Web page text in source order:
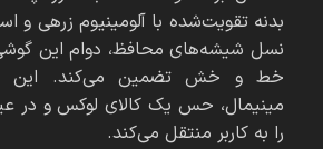
بدنه تقویت‌شده با آلومینیوم زرهی و
نسل شیشه‌های محافظ، دوام این گوشی
خط و خش تضمین می‌کند. این
مینیمال، حس یک کالای لوکس و
را به کاربر منتقل می‌کند.